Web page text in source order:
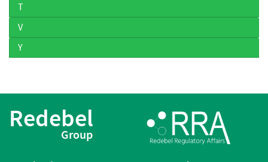
T
V
Y
Redebel
Group